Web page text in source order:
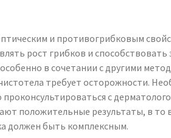
и противогрибковым
рост грибков и
в сочетании с другими
требует осторожности.
с
положительные результаты, в
должен быть комплексным.